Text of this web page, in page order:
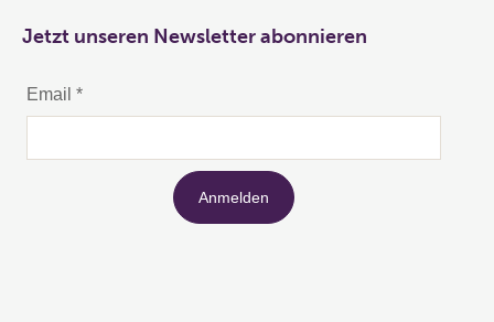
Jetzt unseren Newsletter abonnieren